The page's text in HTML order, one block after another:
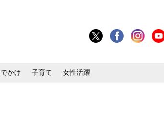
かけ 子育て 女性活躍